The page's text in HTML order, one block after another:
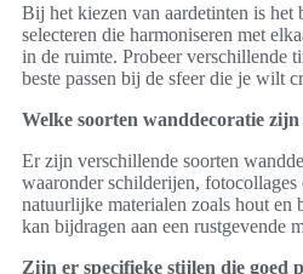
Bij het kiezen van aardetinten is het
selecteren die harmoniseren met
in de ruimte. Probeer verschillende
beste passen bij de sfeer die je wilt
Welke soorten wanddecoratie
Er zijn verschillende soorten
waaronder schilderijen, fotocollages
natuurlijke materialen zoals hout en
kan bijdragen aan een rustgevende
Zijn er specifieke stijlen die goed